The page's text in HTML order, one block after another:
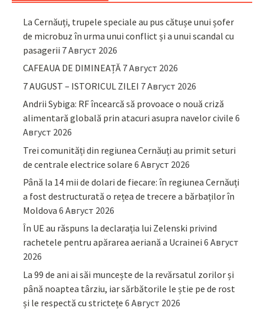
La Cernăuți, trupele speciale au pus cătușe unui șofer
de microbuz în urma unui conflict și a unui scandal cu
pasagerii 7 Август 2026
CAFEAUA DE DIMINEAȚĂ 7 Август 2026
7 AUGUST – ISTORICUL ZILEI 7 Август 2026
Andrii Sybiga: RF încearcă să provoace o nouă criză
alimentară globală prin atacuri asupra navelor civile 6
Август 2026
Trei comunități din regiunea Cernăuți au primit seturi
de centrale electrice solare 6 Август 2026
Până la 14 mii de dolari de fiecare: în regiunea Cernăuți
a fost destructurată o rețea de trecere a bărbaților în
Moldova 6 Август 2026
În UE au răspuns la declarația lui Zelenski privind
rachetele pentru apărarea aeriană a Ucrainei 6 Август
2026
La 99 de ani ai săi muncește de la revărsatul zorilor și
până noaptea târziu, iar sărbătorile le știe pe de rost
și le respectă cu strictețe 6 Август 2026